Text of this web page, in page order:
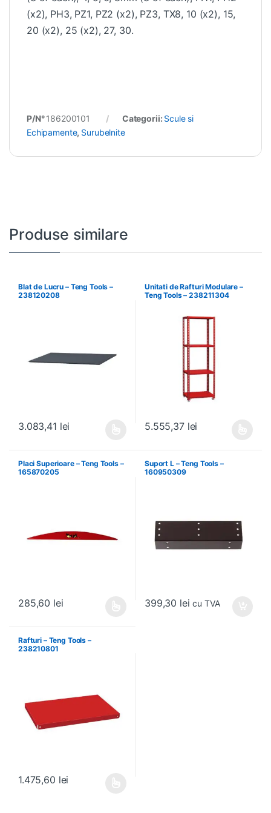
(x2), PH3, PZ1, PZ2 (x2), PZ3, TX8, 10 (x2), 15,
20 (x2), 25 (x2), 27, 30.
P/N°186200101 Categorii: Scule si
Echipamente, Surubelnite
Produse similare
Blat de Lucru – Teng Tools –
238120208
3.083,41 lei
Unitati de Rafturi Modulare –
Teng Tools – 238211304
5.555,37 lei
Placi Superioare – Teng Tools –
165870205
285,60 lei
Suport L – Teng Tools –
160950309
399,30 lei cu TVA
Rafturi – Teng Tools –
238210801
1.475,60 lei